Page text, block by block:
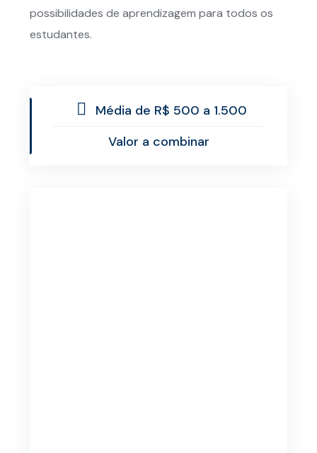
possibilidades de aprendizagem para todos os
estudantes.
Média de R$ 500 a 1.500
Valor a combinar